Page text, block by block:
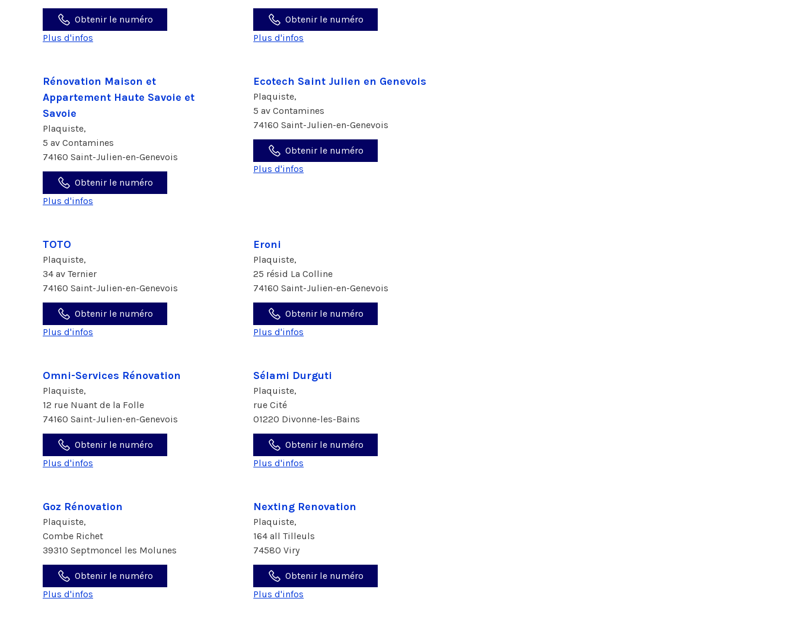
Obtenir le numéro
Plus d'infos
Obtenir le numéro
Plus d'infos
Rénovation Maison et
Appartement Haute Savoie et
Savoie
Plaquiste,
5 av Contamines
74160 Saint-Julien-en-Genevois
Obtenir le numéro
Plus d'infos
Ecotech Saint Julien en Genevois
Plaquiste,
5 av Contamines
74160 Saint-Julien-en-Genevois
Obtenir le numéro
Plus d'infos
TOTO
Plaquiste,
34 av Ternier
74160 Saint-Julien-en-Genevois
Obtenir le numéro
Plus d'infos
Eroni
Plaquiste,
25 résid La Colline
74160 Saint-Julien-en-Genevois
Obtenir le numéro
Plus d'infos
Omni-Services Rénovation
Plaquiste,
12 rue Nuant de la Folle
74160 Saint-Julien-en-Genevois
Obtenir le numéro
Plus d'infos
Sélami Durguti
Plaquiste,
rue Cité
01220 Divonne-les-Bains
Obtenir le numéro
Plus d'infos
Goz Rénovation
Plaquiste,
Combe Richet
39310 Septmoncel les Molunes
Obtenir le numéro
Plus d'infos
Nexting Renovation
Plaquiste,
164 all Tilleuls
74580 Viry
Obtenir le numéro
Plus d'infos